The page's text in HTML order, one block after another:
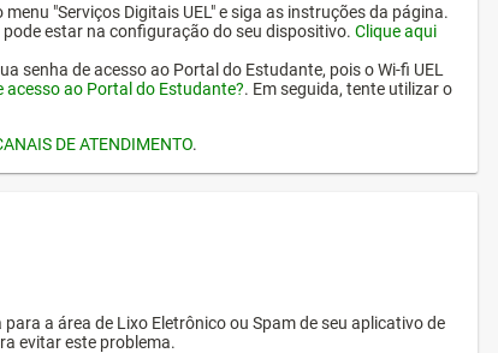
"Serviços Digitais UEL" e siga as instruções da página.
estar na configuração do seu dispositivo. Clique aqui
senha de acesso ao Portal do Estudante, pois o Wi-fi UEL
acesso ao Portal do Estudante?. Em seguida, tente utilizar o
DE ATENDIMENTO.
a área de Lixo Eletrônico ou Spam de seu aplicativo de
evitar este problema.